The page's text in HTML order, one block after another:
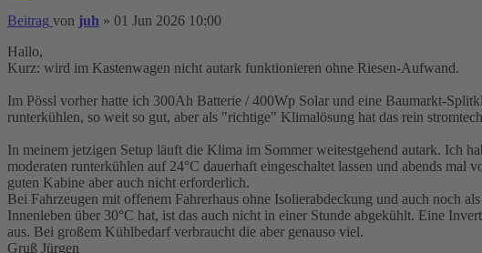
Beitrag von juh » 01 Jun 2026 10:00
Hallo,
Kurz: wird im Kastenwagen nicht autark funktionieren ohne Riesen-Aufwand.
Im Pössl vorher hatte ich 300Ah Batterie / 400Wp Solar und eine Baumarkt-
runterkühlen, so weit so gut, aber als "richtige" Klimalösung hat das rein
In meinem jetzigen Setup läuft die Klima im Sommer weitestgehend autark. Ich
moderaten runterkühlen auf 24°C dauerhaft eingeschaltet lassen und abends
guten Kabine aber auch nicht erforderlich.
Bei Fahrzeugen mit offenem Fahrerhaus ohne Isolierabdeckung und auch noch
Innenleben über 30°C hat, ist das auch nicht in einer Stunde abgekühlt. Eine
aus. Bei großem Kühlbedarf verbraucht die aber genauso viel.
Gruß Jürgen